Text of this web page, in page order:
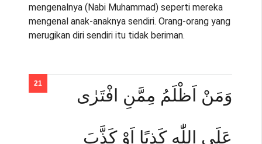
mengenalnya (Nabi Muhammad) seperti mereka
mengenal anak-anaknya sendiri. Orang-orang yang
merugikan diri sendiri itu tidak beriman.
وَمَنْ اَظْلَمُ مِمَّنِ افْتَرٰى
عَلَى اللّٰهِ كَذِبًا اَوْ كَذَّبَ